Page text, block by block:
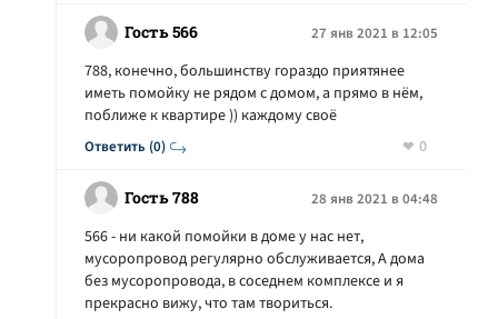
Гость 566 27 янв 2021 в 12:05
Ответить (0)
788, конечно, большинству гораздо приятянее
иметь помойку не рядом с домом, а прямо в нём,
поближе к квартире )) каждому своё
0
Гость 788 28 янв 2021 в 04:48
566 - ни какой помойки в доме у нас нет,
мусоропровод регулярно обслуживается, А дома
без мусоропровода, в соседнем комплексе и я
прекрасно вижу, что там твориться.